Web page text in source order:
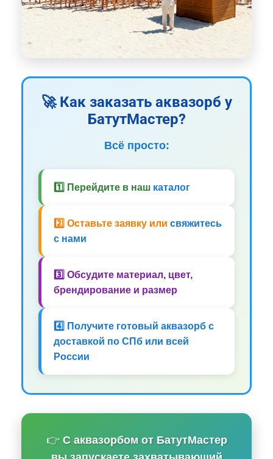
🚀 Как заказать аквазорб у
БатутМастер?
Всё просто:
1️⃣ Перейдите в наш каталог
2️⃣ Оставьте заявку или свяжитесь
с нами
3️⃣ Обсудите материал, цвет,
брендирование и размер
4️⃣ Получите готовый аквазорб с
доставкой по СПб или всей
России
👉 С аквазорбом от БатутМастер